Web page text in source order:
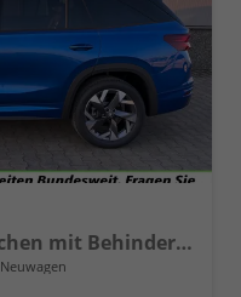
Sportline Angebot f. Menschen mit Behinderung ab 50%! 2.0 TDI 193PS 4x4 ALLRAD DSG, 19" Alu, NAVI 13", MATRIX-LED-Scheinwerfer, KESSY, Alarm, Parksensoren vorn/hinten, Rückfahrkamera, Tempomat, Elektr. Heckklappe + Fahrersitz, Sitzheizung, 3-Zonen-Climatro
Neuwagen